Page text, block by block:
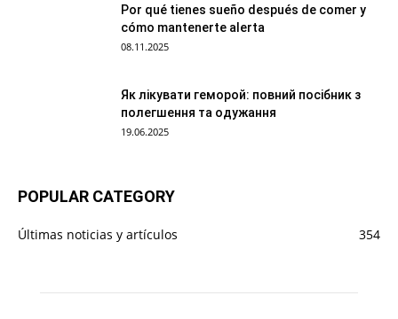
Por qué tienes sueño después de comer y
cómo mantenerte alerta
08.11.2025
Як лікувати геморой: повний посібник з
полегшення та одужання
19.06.2025
POPULAR CATEGORY
Últimas noticias y artículos 354